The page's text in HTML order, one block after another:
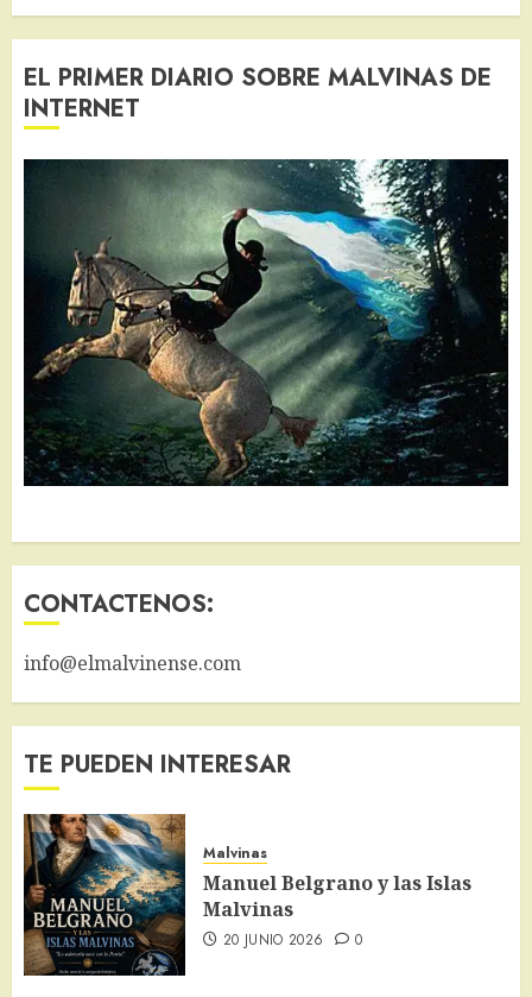
EL PRIMER DIARIO SOBRE MALVINAS DE
INTERNET
CONTACTENOS:
info@elmalvinense.com
TE PUEDEN INTERESAR
Malvinas
Manuel Belgrano y las Islas
Malvinas
20 JUNIO 2026 0